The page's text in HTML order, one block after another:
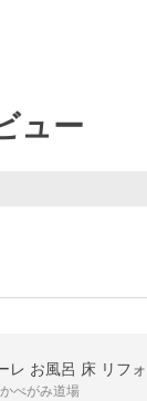
ュー
レ お風呂 床 リフ
べがみ道場